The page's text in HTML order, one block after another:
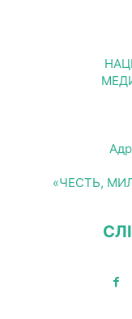
«ЧЕСТЬ,